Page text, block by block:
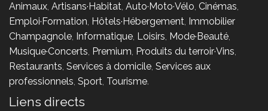
Animaux, Artisans·Habitat, Auto·Moto·Vélo, Cinémas,
Emploi·Formation, Hôtels·Hébergement, Immobilier
Champagnole, Informatique, Loisirs, Mode·Beauté,
Musique·Concerts, Premium, Produits du terroir·Vins,
Restaurants, Services à domicile, Services aux
professionnels, Sport, Tourisme.
Liens directs